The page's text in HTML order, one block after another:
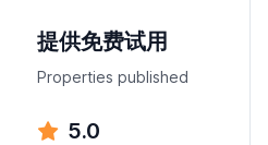
提供免费试用
Properties published
5.0